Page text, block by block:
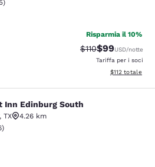
)
Risparmia il 10%
Tariffa di
$110Tariffa
$99USD/notte
Tariffa per i soci
Visualizza i
$112 totale
South
Inn Edinburg South
, TX
4.26 km
di 4.12 stelle. Molto buono. 876 recensioni
)